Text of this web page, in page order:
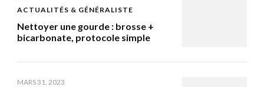
ACTUALITÉS & GÉNÉRALISTE
Nettoyer une gourde : brosse +
bicarbonate, protocole simple
MARS 31, 2023